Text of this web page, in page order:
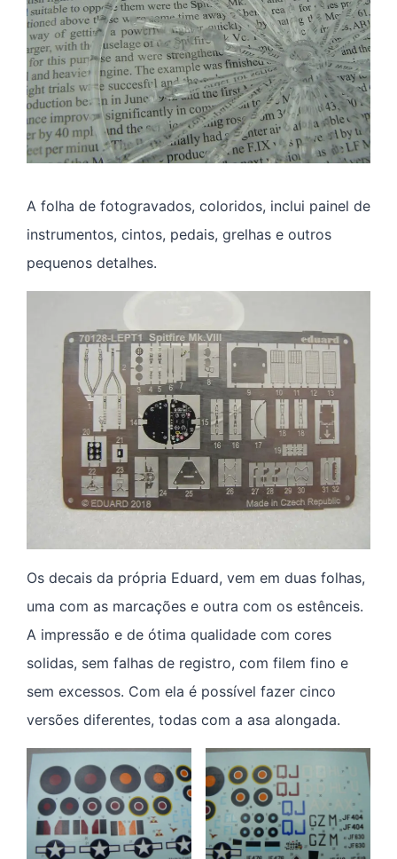
A folha de fotogravados, coloridos, inclui painel de
instrumentos, cintos, pedais, grelhas e outros
pequenos detalhes.
Os decais da própria Eduard, vem em duas folhas,
uma com as marcações e outra com os estênceis.
A impressão e de ótima qualidade com cores
solidas, sem falhas de registro, com filem fino e
sem excessos. Com ela é possível fazer cinco
versões diferentes, todas com a asa alongada.